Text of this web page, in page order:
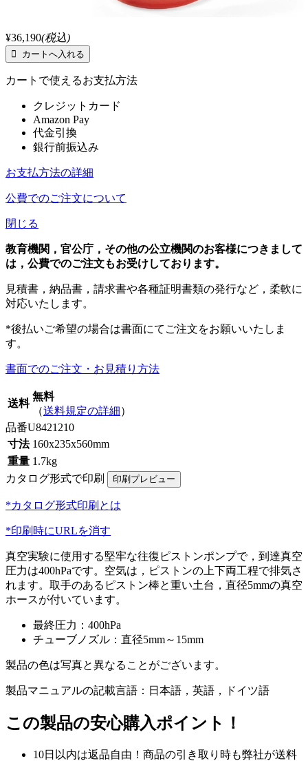
¥36,190(税込)
カートで使えるお支払方法
クレジットカード
Amazon Pay
代金引換
銀行前振込み
お支払方法の詳細
公費でのご注文について
閉じる
教育機関，官公庁，その他の公立機関のお客様につきまして
は，公費でのご注文もお受けしております。
見積書，納品書，請求書や各種証明書類の発行など，柔軟に
対応いたします。
*後払いご希望の場合は書面にてご注文をお願いいたしま
す。
書面でのご注文・お見積り方法
送料
無料
（送料規定の詳細）
品番U8421210
寸法 160x235x560mm
重量 1.7kg
カタログ形式で印刷
*カタログ形式印刷とは
*印刷時にURLを消す
真空実験に使用する堅牢な往復ピストンポンプで，到達真空
圧力は400hPaです。空気は，ピストンの上下両工程で排気さ
れます。取手のあるピストン棒と重い土台，直径5mmの真空
ホースが付いています。
最終圧力：400hPa
チューブノズル：直径5mm～15mm
製品の色は写真と異なることがございます。
製品マニュアルの記載言語：日本語，英語，ドイツ語
この製品の安心購入ポイント！
10日以内は返品自由！商品の引き取り時も弊社が送料